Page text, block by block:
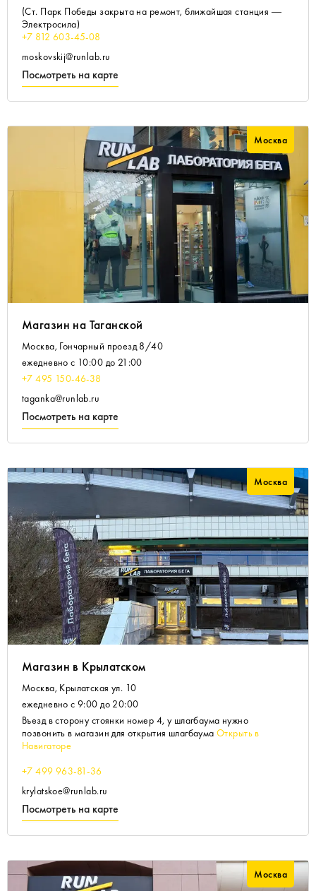
(Ст. Парк Победы закрыта на ремонт, ближайшая станция —
Электросила)
+7 812 603-45-08
moskovskij@runlab.ru
Посмотреть на карте
Москва
Магазин на Таганской
Москва, Гончарный проезд 8/40
ежедневно с 10:00 до 21:00
+7 495 150-46-38
taganka@runlab.ru
Посмотреть на карте
Москва
Магазин в Крылатском
Москва, Крылатская ул. 10
ежедневно с 9:00 до 20:00
Въезд в сторону стоянки номер 4, у шлагбаума нужно
позвонить в магазин для открытия шлагбаумаОткрыть в
Навигаторе
+7 499 963-81-36
krylatskoe@runlab.ru
Посмотреть на карте
Москва